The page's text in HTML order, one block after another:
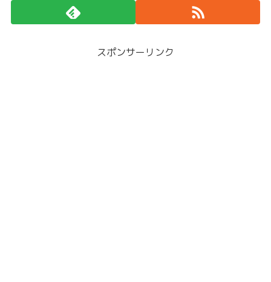
スポンサーリンク